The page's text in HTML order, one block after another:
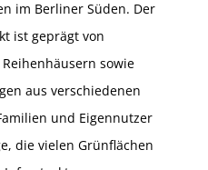
im Berliner Süden. Der
ist geprägt von
sowie
aus verschiedenen
und Eigennutzer
die vielen Grünflächen